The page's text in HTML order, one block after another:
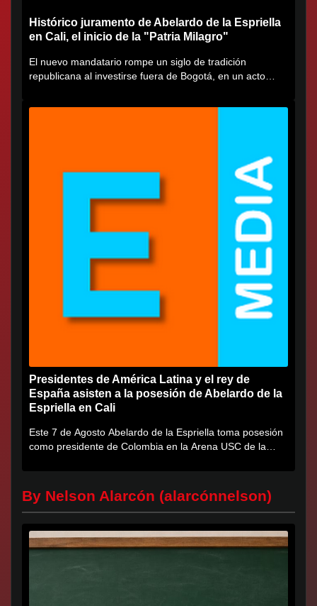
Histórico juramento de Abelardo de la Espriella
en Cali, el inicio de la "Patria Milagro"
El nuevo mandatario rompe un siglo de tradición
republicana al investirse fuera de Bogotá, en un acto
Presidentes de América Latina y el rey de
España asisten a la posesión de Abelardo de la
Espriella en Cali
Este 7 de Agosto Abelardo de la Espriella toma posesión
como presidente de Colombia en la Arena USC de la
By Nelson Alarcón (alarcónnelson)